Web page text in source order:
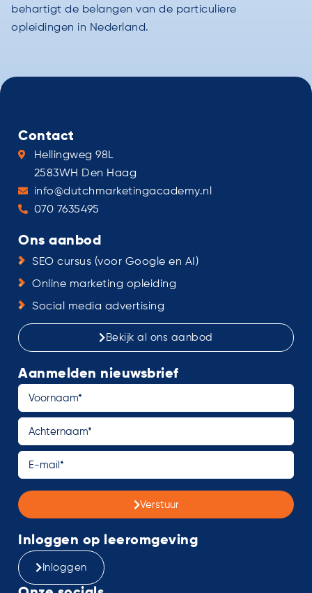
behartigt de belangen van de particuliere
opleidingen in Nederland.
Contact
Hellingweg 98L
2583WH Den Haag
info@dutchmarketingacademy.nl
070 7635495
Ons aanbod
SEO cursus (voor Google en AI)
Online marketing opleiding
Social media advertising
Bekijk al ons aanbod
Aanmelden nieuwsbrief
Verstuur
Inloggen op leeromgeving
Inloggen